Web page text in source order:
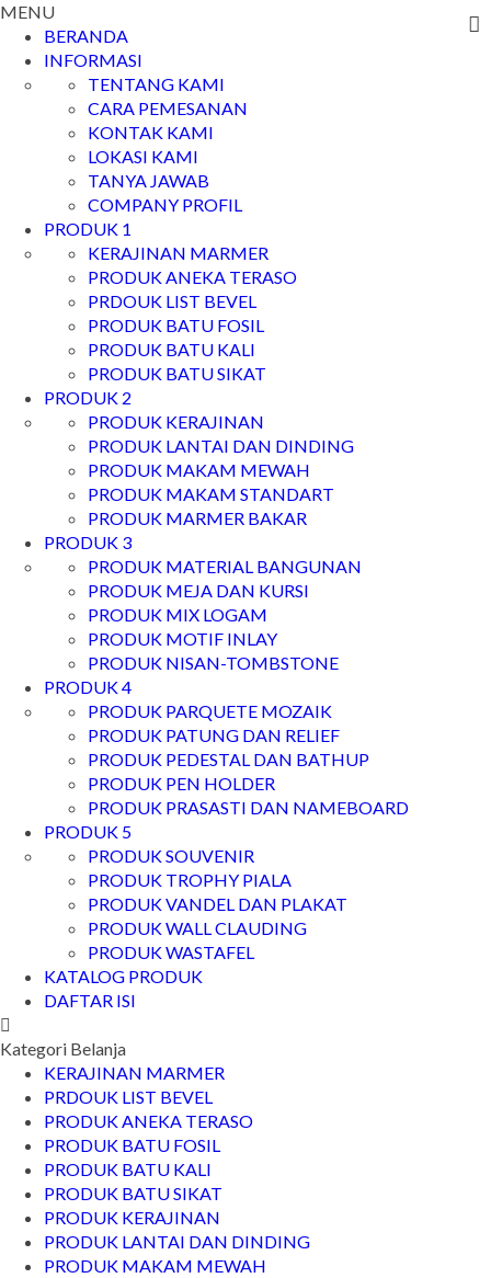
MENU
BERANDA
INFORMASI
TENTANG KAMI
CARA PEMESANAN
KONTAK KAMI
LOKASI KAMI
TANYA JAWAB
COMPANY PROFIL
PRODUK 1
KERAJINAN MARMER
PRODUK ANEKA TERASO
PRDOUK LIST BEVEL
PRODUK BATU FOSIL
PRODUK BATU KALI
PRODUK BATU SIKAT
PRODUK 2
PRODUK KERAJINAN
PRODUK LANTAI DAN DINDING
PRODUK MAKAM MEWAH
PRODUK MAKAM STANDART
PRODUK MARMER BAKAR
PRODUK 3
PRODUK MATERIAL BANGUNAN
PRODUK MEJA DAN KURSI
PRODUK MIX LOGAM
PRODUK MOTIF INLAY
PRODUK NISAN-TOMBSTONE
PRODUK 4
PRODUK PARQUETE MOZAIK
PRODUK PATUNG DAN RELIEF
PRODUK PEDESTAL DAN BATHUP
PRODUK PEN HOLDER
PRODUK PRASASTI DAN NAMEBOARD
PRODUK 5
PRODUK SOUVENIR
PRODUK TROPHY PIALA
PRODUK VANDEL DAN PLAKAT
PRODUK WALL CLAUDING
PRODUK WASTAFEL
KATALOG PRODUK
DAFTAR ISI
Kategori Belanja
KERAJINAN MARMER
PRDOUK LIST BEVEL
PRODUK ANEKA TERASO
PRODUK BATU FOSIL
PRODUK BATU KALI
PRODUK BATU SIKAT
PRODUK KERAJINAN
PRODUK LANTAI DAN DINDING
PRODUK MAKAM MEWAH